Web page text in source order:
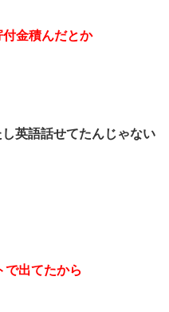
金積んだとか
英語話せてたんじゃない
で出てたから